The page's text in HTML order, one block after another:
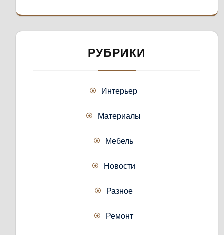
РУБРИКИ
Интерьер
Материалы
Мебель
Новости
Разное
Ремонт